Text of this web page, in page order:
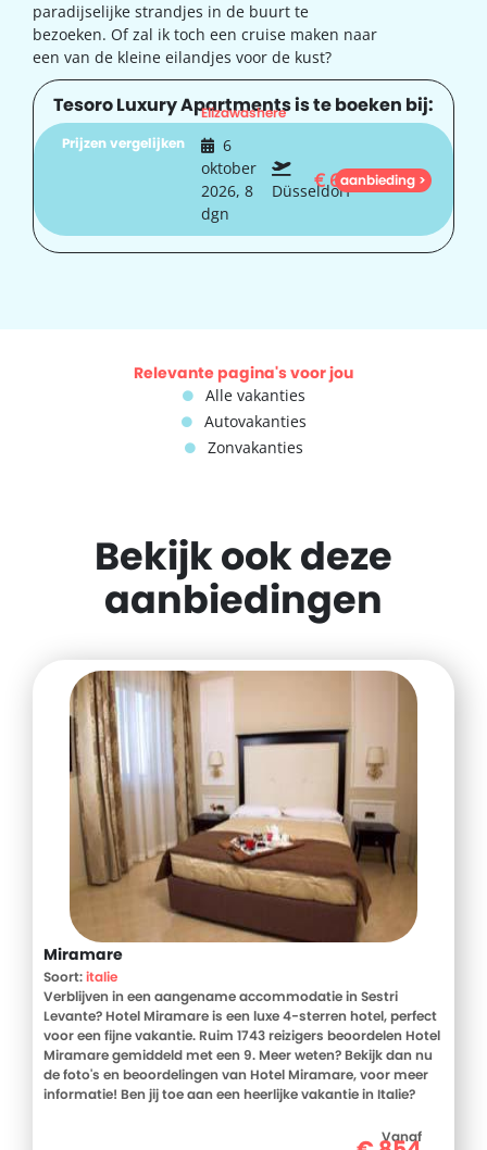
paradijselijke strandjes in de buurt te
bezoeken. Of zal ik toch een cruise maken naar
een van de kleine eilandjes voor de kust?
Tesoro Luxury Apartments is te boeken bij:
Elizawashere
Prijzen vergelijken
6
oktober
2026, 8
dgn
Düsseldorf
€698
aanbieding >
Relevante pagina's voor jou
Alle vakanties
Autovakanties
Zonvakanties
Bekijk ook deze
aanbiedingen
Miramare
Soort:italie
Verblijven in een aangename accommodatie in Sestri
Levante? Hotel Miramare is een luxe 4-sterren hotel, perfect
voor een fijne vakantie. Ruim 1743 reizigers beoordelen Hotel
Miramare gemiddeld met een 9. Meer weten? Bekijk dan nu
de foto's en beoordelingen van Hotel Miramare, voor meer
informatie! Ben jij toe aan een heerlijke vakantie in Italie?
Vanaf